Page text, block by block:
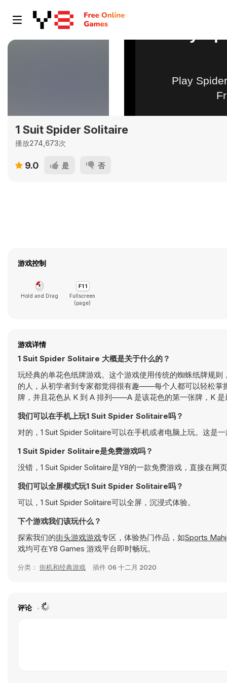
1 Suit Spider Solitaire
播放274,673次
9.0 是 否
游戏控制
Hold and Drag
Fullscreen
(page)
游戏详情
1 Suit Spider Solitaire 大概是关于什么的？
玩经典的单花色纸牌游戏。这个游戏使用传统的蜘蛛纸牌规
的人，从初学者到专家都觉得很有趣——每个人都可以轻松掌
牌，并且花色从 K 到 A 排列——A 是该花色的第一张牌，K
我们可以在手机上玩1 Suit Spider Solitaire吗？
对的，1 Suit Spider Solitaire可以在手机或者电脑上玩。这是
1 Suit Spider Solitaire是免费游戏吗？
没错，1 Suit Spider Solitaire是Y8的一款免费游戏，直接在网
我们可以全屏模式玩1 Suit Spider Solitaire吗？
可以，1 Suit Spider Solitaire可以全屏，沉浸式体验。
下个游戏我们该玩什么？
探索我们的街头游戏游戏专区，体验热门作品，如Sports
戏均可在Y8 Games 游戏平台即时畅玩。
分类： 街机和经典游戏 插件 06 十二月 2020
评论